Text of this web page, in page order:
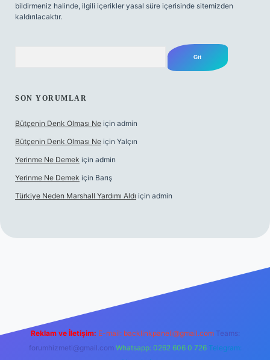
bildirmeniz halinde, ilgili içerikler yasal süre içerisinde sitemizden
kaldırılacaktır.
SON YORUMLAR
Bütçenin Denk Olması Ne için admin
Bütçenin Denk Olması Ne için Yalçın
Yerinme Ne Demek için admin
Yerinme Ne Demek için Barış
Türkiye Neden Marshall Yardımı Aldı için admin
Reklam ve İletişim: E-mail: backlinkpaneli@gmail.com Teams:
forumhizmeti@gmail.com Whatsapp: 0262 606 0 726 Telegram: